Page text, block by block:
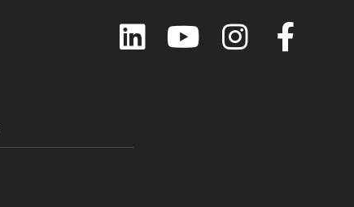
LinkedIn YouTube Instagram